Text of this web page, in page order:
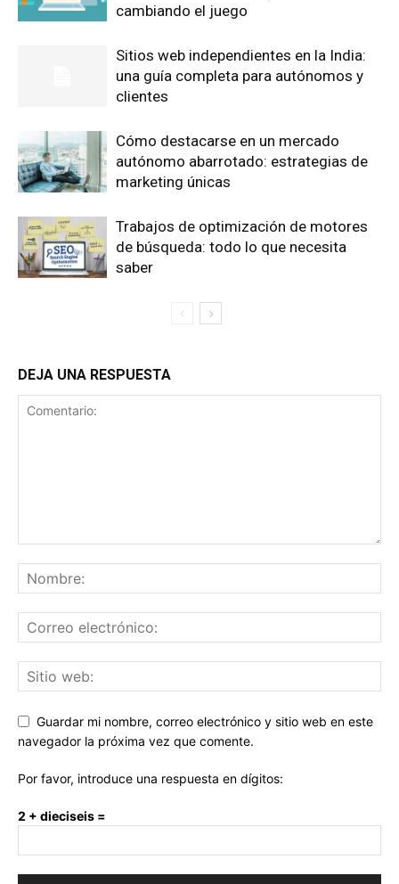
cambiando el juego
Sitios web independientes en la India:
una guía completa para autónomos y
clientes
Cómo destacarse en un mercado
autónomo abarrotado: estrategias de
marketing únicas
Trabajos de optimización de motores
de búsqueda: todo lo que necesita
saber
DEJA UNA RESPUESTA
Guardar mi nombre, correo electrónico y sitio web en este
navegador la próxima vez que comente.
Por favor, introduce una respuesta en dígitos:
2 + dieciseis =